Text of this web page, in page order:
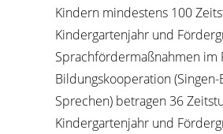
Kindern mindestens 100
Kindergartenjahr und
Sprachfördermaßnahmen im
Bildungskooperation
Sprechen) betragen 36
Kindergartenjahr und